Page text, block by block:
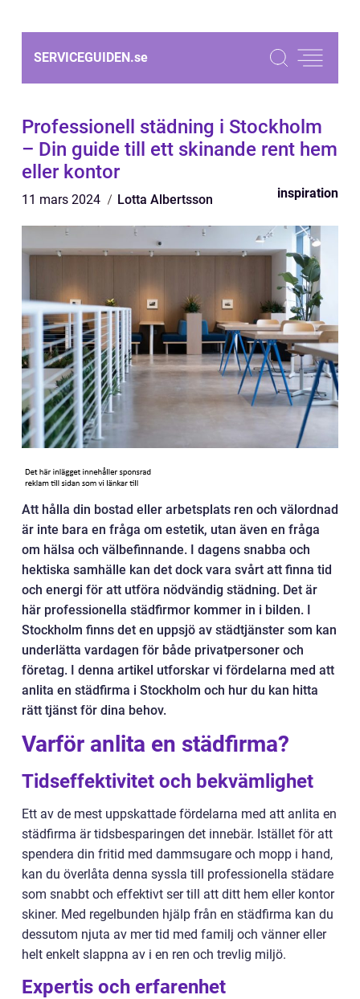
SERVICEGUIDEN.se
Professionell städning i Stockholm
– Din guide till ett skinande rent hem
eller kontor
11 mars 2024 Lotta Albertsson inspiration
Att hålla din bostad eller arbetsplats ren och välordnad
är inte bara en fråga om estetik, utan även en fråga
om hälsa och välbefinnande. I dagens snabba och
hektiska samhälle kan det dock vara svårt att finna tid
och energi för att utföra nödvändig städning. Det är
här professionella städfirmor kommer in i bilden. I
Stockholm finns det en uppsjö av städtjänster som kan
underlätta vardagen för både privatpersoner och
företag. I denna artikel utforskar vi fördelarna med att
anlita en städfirma i Stockholm och hur du kan hitta
rätt tjänst för dina behov.
Varför anlita en städfirma?
Tidseffektivitet och bekvämlighet
Ett av de mest uppskattade fördelarna med att anlita en
städfirma är tidsbesparingen det innebär. Istället för att
spendera din fritid med dammsugare och mopp i hand,
kan du överlåta denna syssla till professionella städare
som snabbt och effektivt ser till att ditt hem eller kontor
skiner. Med regelbunden hjälp från en städfirma kan du
dessutom njuta av mer tid med familj och vänner eller
helt enkelt slappna av i en ren och trevlig miljö.
Expertis och erfarenhet